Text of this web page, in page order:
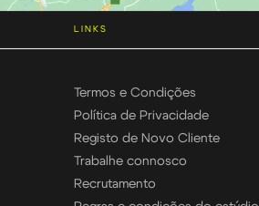
LINKS
Termos e Condições
Política de Privacidade
Registo de Novo Cliente
Trabalhe connosco
Recrutamento